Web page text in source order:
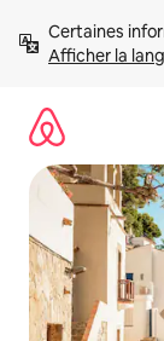
directement
Afficher la